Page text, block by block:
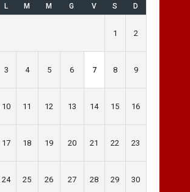
L M M G V S D
1 2
3 4 5 6 7 8 9
10 11 12 13 14 15 16
17 18 19 20 21 22 23
24 25 26 27 28 29 30